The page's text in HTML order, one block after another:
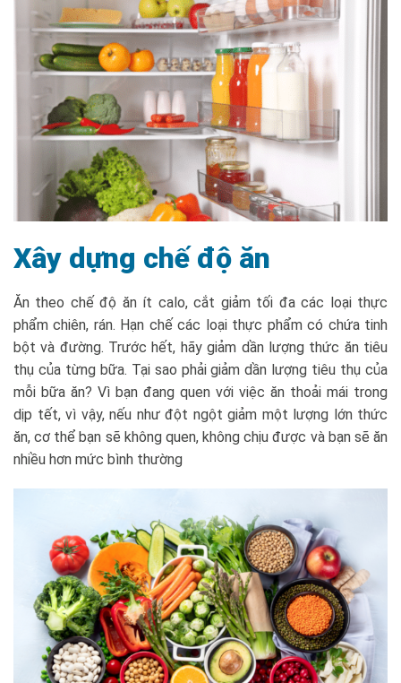
Xây dựng chế độ ăn
Ăn theo chế độ ăn ít calo, cắt giảm tối đa các loại thực
phẩm chiên, rán. Hạn chế các loại thực phẩm có chứa tinh
bột và đường. Trước hết, hãy giảm dần lượng thức ăn tiêu
thụ của từng bữa. Tại sao phải giảm dần lượng tiêu thụ của
mỗi bữa ăn? Vì bạn đang quen với việc ăn thoải mái trong
dịp tết, vì vậy, nếu như đột ngột giảm một lượng lớn thức
ăn, cơ thể bạn sẽ không quen, không chịu được và bạn sẽ ăn
nhiều hơn mức bình thường